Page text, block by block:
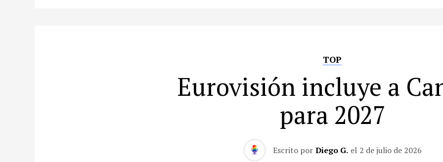
TOP
Eurovisión incluye a
para 2027
Escrito por Diego G. el 2 de julio de 2026